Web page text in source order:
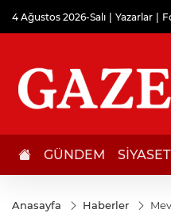
4 Ağustos 2026-Salı Yazarlar
GÜNDEM SİYASET
Anasayfa Haberler